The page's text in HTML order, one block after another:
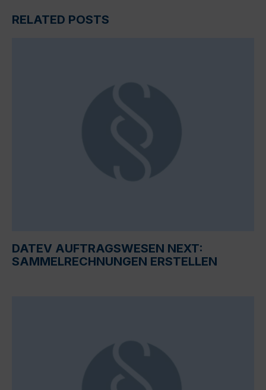
RELATED POSTS
DATEV AUFTRAGSWESEN NEXT:
SAMMELRECHNUNGEN ERSTELLEN